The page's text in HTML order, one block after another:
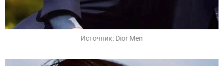
Источник: Dior Men